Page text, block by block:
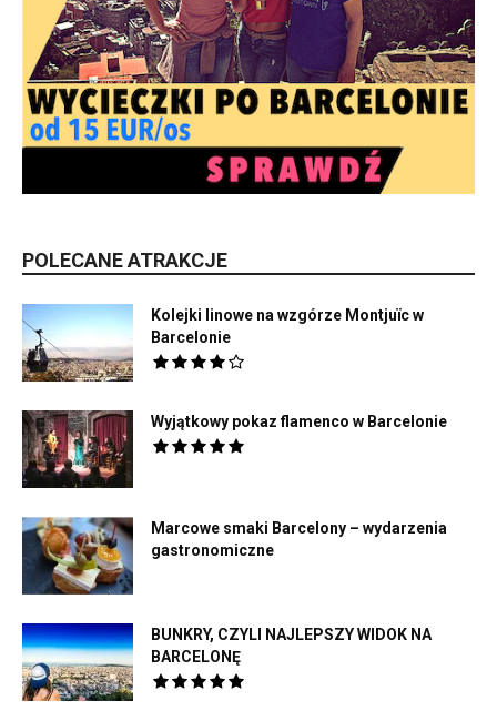
POLECANE ATRAKCJE
Kolejki linowe na wzgórze Montjuïc w
Barcelonie
Wyjątkowy pokaz flamenco w Barcelonie
Marcowe smaki Barcelony – wydarzenia
gastronomiczne
BUNKRY, CZYLI NAJLEPSZY WIDOK NA
BARCELONĘ